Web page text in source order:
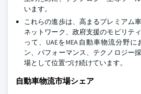
います。
これらの進歩は、高まるプレミアム
ネットワーク、政府支援のモビリテ
って、UAEをMEA自動車物流分野
ン、パフォーマンス、テクノロジー
場として位置づけ続けています。
自動車物流市場シェア